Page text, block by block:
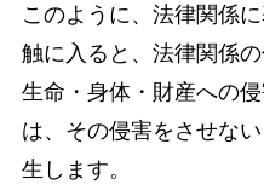
このように、法律関係
触に入ると、法律関係
生命・身体・財産への
は、その侵害をさせな
生します。